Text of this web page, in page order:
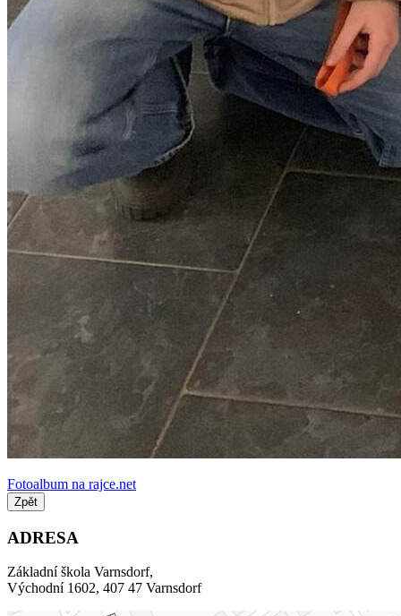
Fotoalbum na rajce.net
Zpět
ADRESA
Základní škola Varnsdorf,
Východní 1602, 407 47 Varnsdorf